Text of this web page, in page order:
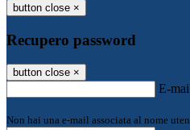
button close ×
Recupero password
button close ×
E-
Non hai una e-mail associata al nome